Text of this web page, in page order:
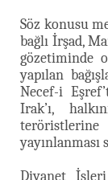
Söz konusu
bağlı İrşad,
gözetiminde
yapılan
Necef-i
Irak’ı,
teröristlerine
Diyanet